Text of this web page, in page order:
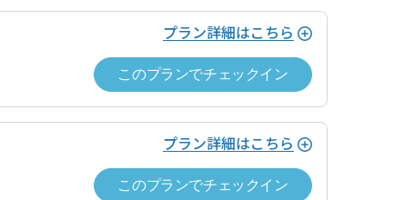
プラン詳細はこちら
このプランでチェックイン
プラン詳細はこちら
このプランでチェックイン
ドロップイン利用ゲスト規約 、各運営ホストの利用規約
お問い合わせフォームよりお願いします。